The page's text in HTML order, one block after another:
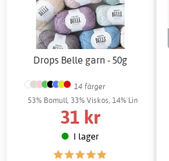
Drops Belle garn - 50g
14 färger
53% Bomull, 33% Viskos, 14% Lin
31 kr
I lager